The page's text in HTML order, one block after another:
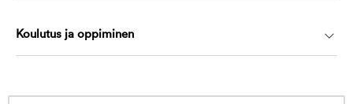
Koulutus ja oppiminen